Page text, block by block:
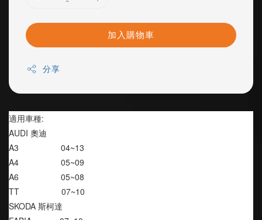
加入購物車
分享
適用車種:
AUDI 奧迪
A3                  04~13
A4                  05~09
A6                  05~08
TT                  07~10
SKODA 斯柯達